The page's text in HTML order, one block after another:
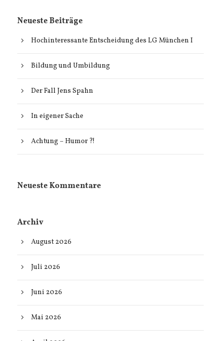
Neueste Beiträge
Hochinteressante Entscheidung des LG München I
Bildung und Umbildung
Der Fall Jens Spahn
In eigener Sache
Achtung – Humor ?!
Neueste Kommentare
Archiv
August 2026
Juli 2026
Juni 2026
Mai 2026